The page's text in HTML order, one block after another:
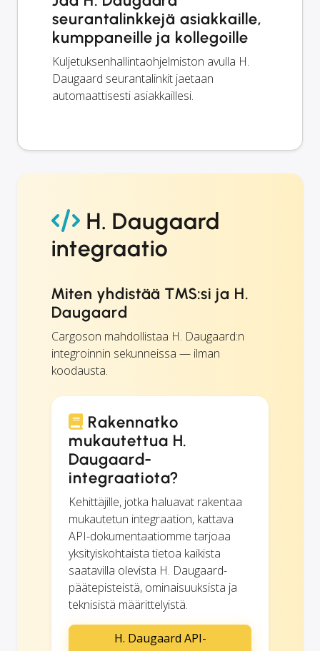
seurantalinkkejä asiakkaille,
kumppaneille ja kollegoille
Kuljetuksenhallintaohjelmiston avulla H.
Daugaard seurantalinkit jaetaan
automaattisesti asiakkaillesi.
H. Daugaard
integraatio
Miten yhdistää TMS:si ja H.
Daugaard
Cargoson mahdollistaa H. Daugaard:n
integroinnin sekunneissa — ilman
koodausta.
Rakennatko
mukautettua H.
Daugaard-
integraatiota?
Kehittäjille, jotka haluavat rakentaa
mukautetun integraation, kattava
API-dokumentaatiomme tarjoaa
yksityiskohtaista tietoa kaikista
saatavilla olevista H. Daugaard-
päätepisteistä, ominaisuuksista ja
teknisistä määrittelyistä.
H. Daugaard API-